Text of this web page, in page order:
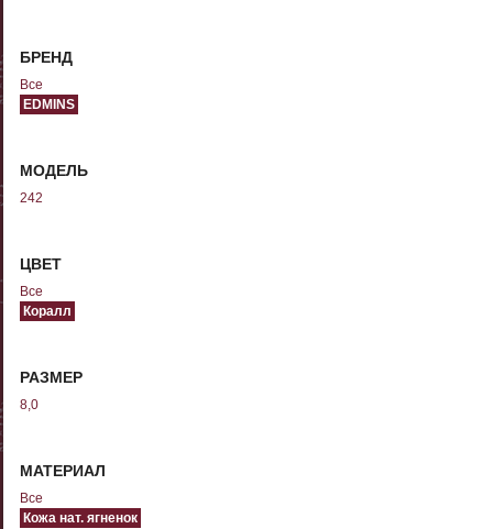
БРЕНД
Все
EDMINS
МОДЕЛЬ
242
ЦВЕТ
Все
Коралл
РАЗМЕР
8,0
МАТЕРИАЛ
Все
Кожа нат. ягненок